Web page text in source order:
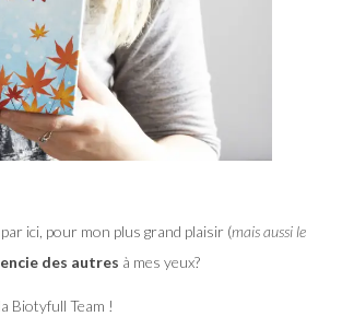
ici, pour mon plus grand plaisir (mais aussi le
des autres à mes yeux?
Biotyfull Team !